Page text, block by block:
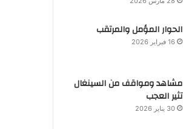
الحوار المؤمل والمرتقب
16 فبراير 2026
مشاهد ومواقف من السينغال
تثير العجب
30 يناير 2026